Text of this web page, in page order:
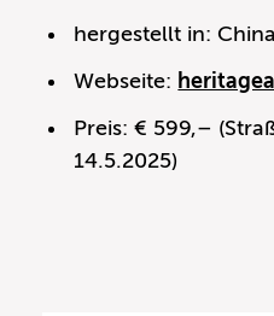
hergestellt in: China
Webseite:
Preis: € 599,–
14.5.2025)